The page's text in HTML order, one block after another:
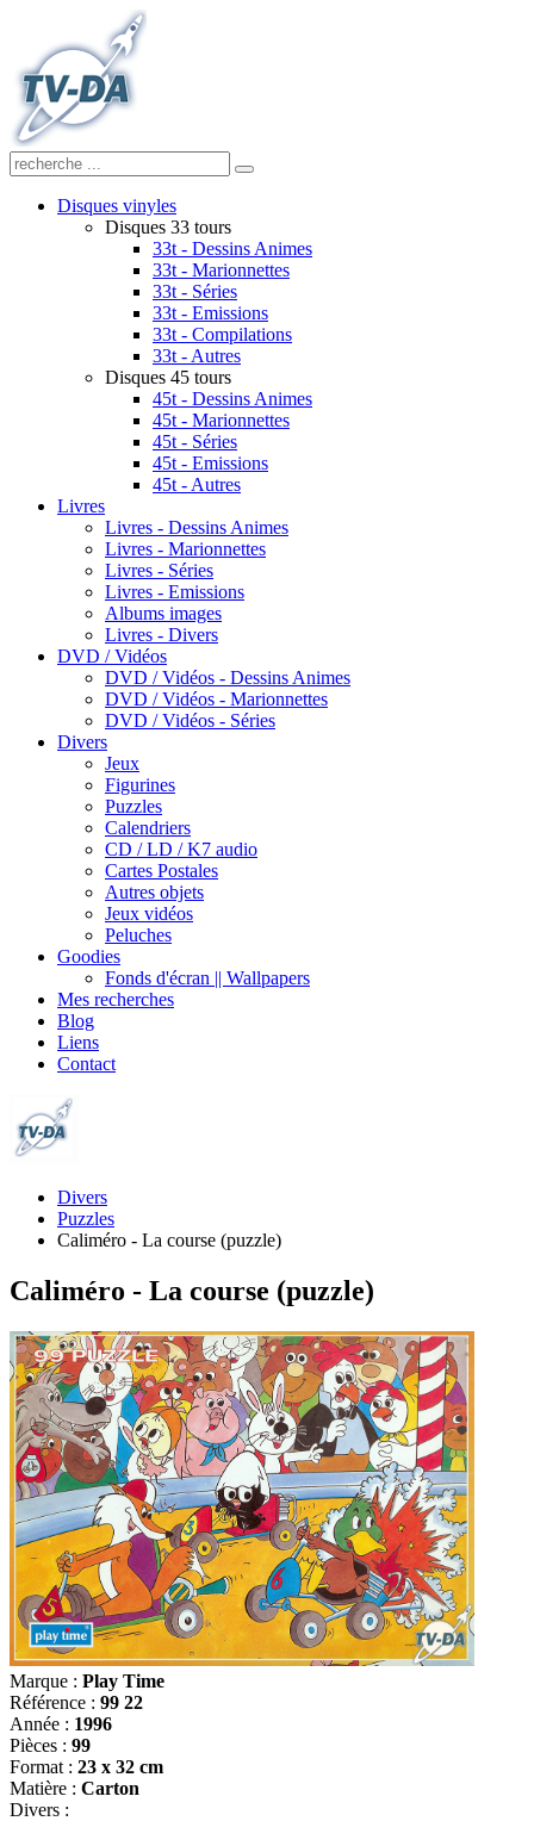
Disques vinyles
Disques 33 tours
33t - Dessins Animes
33t - Marionnettes
33t - Séries
33t - Emissions
33t - Compilations
33t - Autres
Disques 45 tours
45t - Dessins Animes
45t - Marionnettes
45t - Séries
45t - Emissions
45t - Autres
Livres
Livres - Dessins Animes
Livres - Marionnettes
Livres - Séries
Livres - Emissions
Albums images
Livres - Divers
DVD / Vidéos
DVD / Vidéos - Dessins Animes
DVD / Vidéos - Marionnettes
DVD / Vidéos - Séries
Divers
Jeux
Figurines
Puzzles
Calendriers
CD / LD / K7 audio
Cartes Postales
Autres objets
Jeux vidéos
Peluches
Goodies
Fonds d'écran || Wallpapers
Mes recherches
Blog
Liens
Contact
Divers
Puzzles
Caliméro - La course (puzzle)
Caliméro - La course (puzzle)
Marque : Play Time
Référence : 99 22
Année : 1996
Pièces : 99
Format : 23 x 32 cm
Matière : Carton
Divers :